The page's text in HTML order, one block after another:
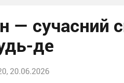
— сучасний
де
20.06.2026